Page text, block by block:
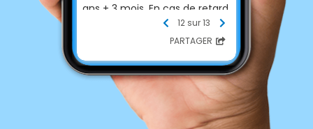
ans + 3 mois. En cas de retard,
la délivrance du Certificat
Individuel de Participation
(CIP), remis après la Journée
Défense et Citoyenneté
(JDC), peut être impactée.
📌 Pourquoi est-ce important
12 sur 13
PARTAGER